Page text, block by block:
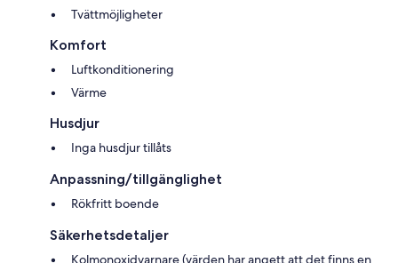
Tvättmöjligheter
Komfort
Luftkonditionering
Värme
Husdjur
Inga husdjur tillåts
Anpassning/tillgänglighet
Rökfritt boende
Säkerhetsdetaljer
Kolmonoxidvarnare (värden har angett att det finns en